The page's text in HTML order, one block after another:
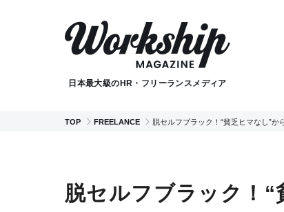
日本最大級のHR・フリーランスメディア
TOP FREELANCE 脱セルフブラック！“貧乏ヒマなし”
脱セルフブラック！